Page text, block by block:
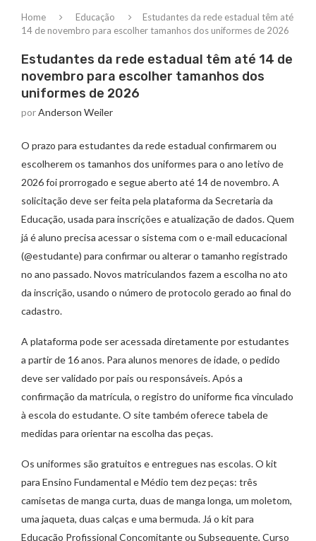
Home Educação
Estudantes da rede estadual têm até
14 de novembro para escolher tamanhos dos uniformes de 2026
Estudantes da rede estadual têm até 14 de
novembro para escolher tamanhos dos
uniformes de 2026
porAnderson Weiler
O prazo para estudantes da rede estadual confirmarem ou
escolherem os tamanhos dos uniformes para o ano letivo de
2026 foi prorrogado e segue aberto até 14 de novembro. A
solicitação deve ser feita pela plataforma da Secretaria da
Educação, usada para inscrições e atualização de dados. Quem
já é aluno precisa acessar o sistema com o e-mail educacional
(@estudante) para confirmar ou alterar o tamanho registrado
no ano passado. Novos matriculandos fazem a escolha no ato
da inscrição, usando o número de protocolo gerado ao final do
cadastro.
A plataforma pode ser acessada diretamente por estudantes
a partir de 16 anos. Para alunos menores de idade, o pedido
deve ser validado por pais ou responsáveis. Após a
confirmação da matrícula, o registro do uniforme fica vinculado
à escola do estudante. O site também oferece tabela de
medidas para orientar na escolha das peças.
Os uniformes são gratuitos e entregues nas escolas. O kit
para Ensino Fundamental e Médio tem dez peças: três
camisetas de manga curta, duas de manga longa, um moletom,
uma jaqueta, duas calças e uma bermuda. Já o kit para
Educação Profissional Concomitante ou Subsequente, Curso